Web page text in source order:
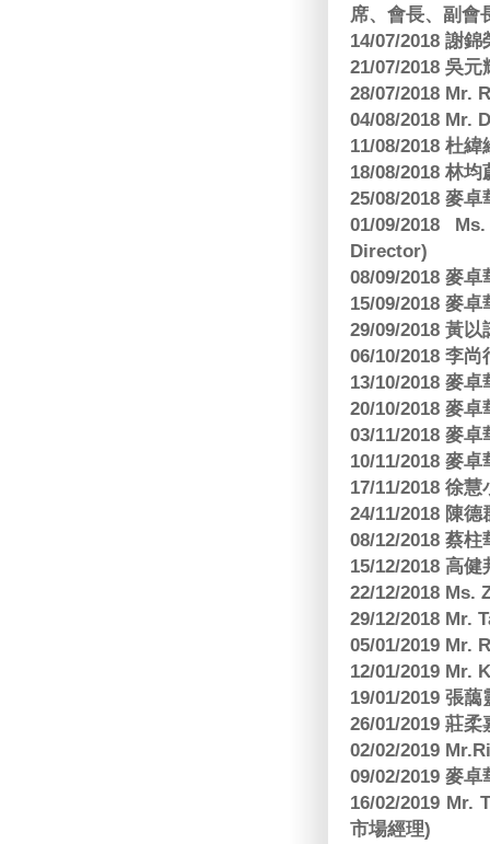
席、會長、副會
14/07/2018 謝
21/07/2018 吳元
28/07/2018 Mr.
04/08/2018 Mr.
11/08/2018 杜
18/08/2018 林
25/08/2018 麥
01/09/2018
Director)
08/09/2018 麥
15/09/2018 麥
29/09/2018 黃
06/10/2018 李
13/10/2018 麥
20/10/2018 麥
03/11/2018 麥
10/11/2018 麥
17/11/2018 徐
24/11/2018 陳
08/12/2018 蔡
15/12/2018 高
22/12/2018 Ms.
29/12/2018 Mr.
05/01/2019 Mr.
12/01/2019 Mr.
19/01/2019 張
26/01/2019 莊
02/02/2019
09/02/2019 麥
16/02/2019 Mr.
市場經理)